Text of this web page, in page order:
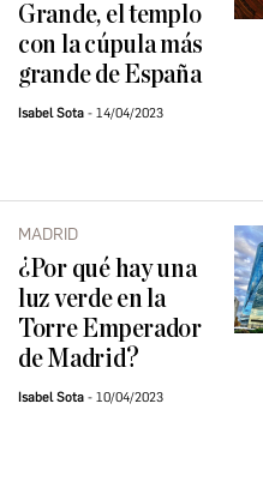
Grande, el templo
con la cúpula más
grande de España
Isabel Sota 14/04/2023
MADRID
¿Por qué hay una
luz verde en la
Torre Emperador
de Madrid?
Isabel Sota 10/04/2023